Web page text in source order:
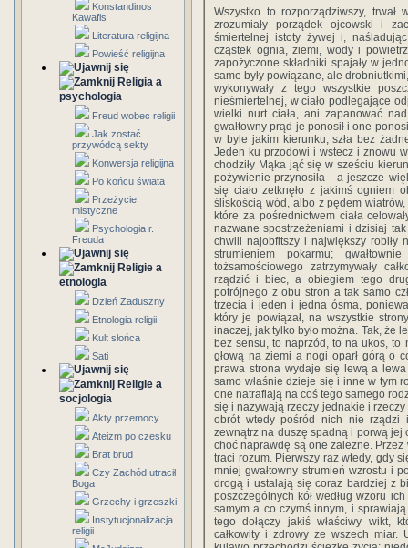
Konstandinos
Kawafis
Literatura religijna
Powieść religijna
Religia a
psychologia
Freud wobec religii
Jak zostać
przywódcą sekty
Konwersja religijna
Po końcu świata
Przeżycie
mistyczne
Psychologia r.
Freuda
Religie a
etnologia
Dzień Zaduszny
Etnologia religii
Kult słońca
Sati
Religie a
socjologia
Akty przemocy
Ateizm po czesku
Brat brud
Czy Zachód utracił
Boga
Grzechy i grzeszki
Instytucjonalizacja
religii
Wszystko to rozporządziwszy,
zrozumiały porządek ojcowski i
śmiertelnej istoty żywej i,
cząstek ognia, ziemi, wody i
zapożyczone składniki spajały w
same były powiązane, ale
wykonywały z tego wszystkie
nieśmiertelnej, w ciało podlegające
wielki nurt ciała, ani zapanować
gwałtowny prąd je ponosił i one
w byle jakim kierunku, szła bez
Jeden ku przodowi i wstecz i znowu
chodziły Mąka jąć się w sześciu
pożywienie przynosiła - a jeszcze
się ciało zetknęło z jakimś ogniem
śliskością wód, albo z pędem wiatrów,
które za pośrednictwem ciała
nazwane spostrzeżeniami i dzisiaj
chwili najobfitszy i największy robiły
strumieniem pokarmu;
tożsamościowego zatrzymywały
rządzić i biec, a obiegiem tego
potrójnego z obu stron a tak samo
trzecia i jeden i jedna ósma,
który je powiązał, na wszystkie
inaczej, jak tylko było można. Tak, że
bez sensu, to naprzód, to na ukos, to
głową na ziemi a nogi oparł górą o
prawa strona wydaje się lewą a
samo właśnie dzieje się i inne w tym
one natrafiają na coś tego samego
się i nazywają rzeczy jednakie i
obrót wtedy pośród nich nie rządzi
zewnątrz na duszę spadną i porwą jej
choć naprawdę są one zależne.
traci rozum. Pierwszy raz wtedy, gdy
mniej gwałtowny strumień wzrostu i
drogą i ustalają się coraz bardziej z
poszczególnych kół według wzoru
samym a co czymś innym, i
tego dołączy jakiś właściwy wikt,
całkowity i zdrowy ze wszech miar.